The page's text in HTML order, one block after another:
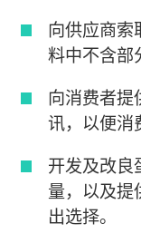
向供应商
料中不含部
向消费者提
讯，以便消
开发及改良
量，以及提
出选择。